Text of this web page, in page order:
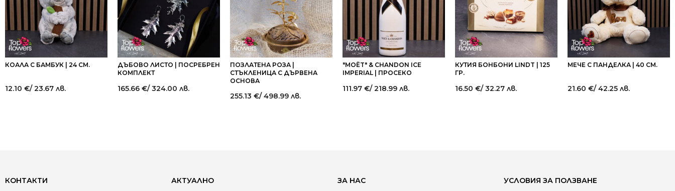
КОАЛА С БАМБУК | 24 СМ.
12.10 €/ 23.67 лв.
ДЪБОВО ЛИСТО | ПОСРЕБРЕН
КОМПЛЕКТ
165.66 €/ 324.00 лв.
ПОЗЛАТЕНА РОЗА |
СТЪКЛЕНИЦА С ДЪРВЕНА
ОСНОВА
255.13 €/ 498.99 лв.
"MOËT" & CHANDON ICE
IMPERIAL | ПРОСЕКО
111.97 €/ 218.99 лв.
КУТИЯ БОНБОНИ LINDT | 125
ГР.
16.50 €/ 32.27 лв.
МЕЧЕ С ПАНДЕЛКА | 40 СМ.
21.60 €/ 42.25 лв.
КОНТАКТИ АКТУАЛНО ЗА НАС УСЛОВИЯ ЗА ПОЛЗВАНЕ